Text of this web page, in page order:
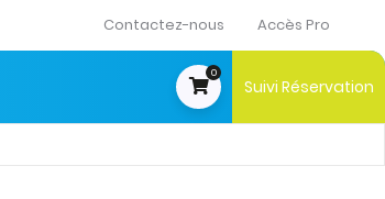
Contactez-nous Accès Pro
0
Suivi Réservation